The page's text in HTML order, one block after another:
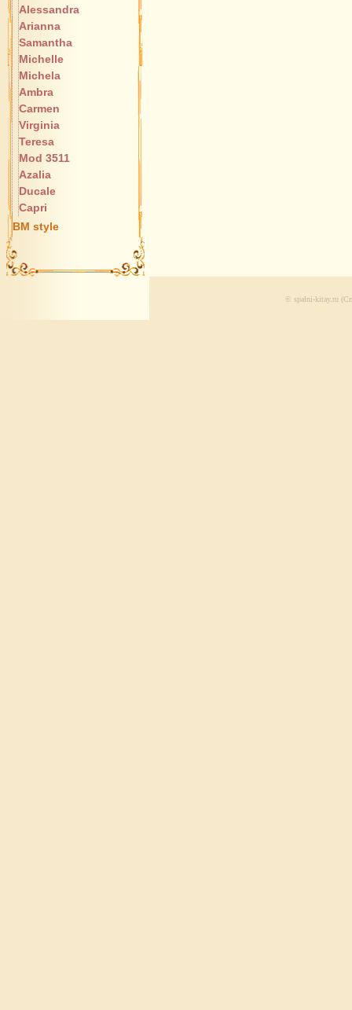
Alessandra
Arianna
Samantha
Michelle
Michela
Ambra
Carmen
Virginia
Teresa
Mod 3511
Azalia
Ducale
Capri
BM style
© spalni-kitay.ru